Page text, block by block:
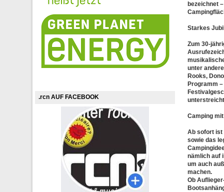
.rcn AUF FACEBOOK
bezeichnet
Starkes
Zum 30-
unter
Rooks,
Programm
Camping
Ab sofort ist
sowie das
nämlich auf
um auch
machen.
Ob